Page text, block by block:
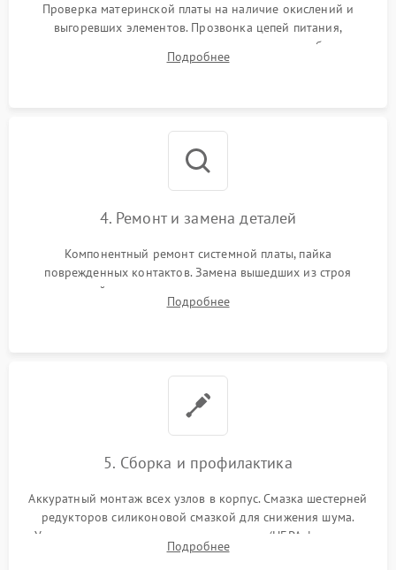
Проверка материнской платы на наличие окислений и
выгоревших элементов. Прозвонка цепей питания,
тестирование приводных моторов колес и турбины
всасывания. Оценка состояния оптических и инфракрасных
Подробнее
4. Ремонт и замена деталей
Компонентный ремонт системной платы, пайка
поврежденных контактов. Замена вышедших из строя
двигателей, изношенного аккумулятора, неисправного
лидара или помпы подачи воды. Восстановление шлейфов и
Подробнее
5. Сборка и профилактика
Аккуратный монтаж всех узлов в корпус. Смазка шестерней
редукторов силиконовой смазкой для снижения шума.
Установка новых расходных материалов (HEPA-фильтров,
микрофибры, щеток). Надежная фиксация разъемов и
Подробнее